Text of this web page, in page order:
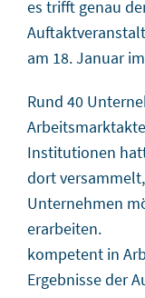
es trifft genau
am 18. Januar
Rund 40
Institutionen
dort
Unternehmen
erarbeiten.
kompetent in
Ergebnisse der